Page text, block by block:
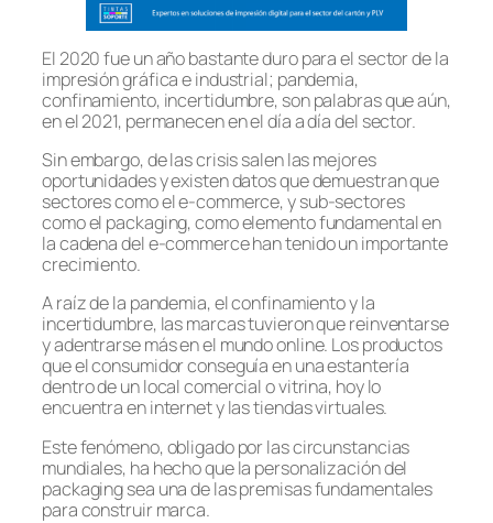
El 2020 fue un año bastante duro para el sector de la
impresión gráfica e industrial; pandemia,
confinamiento, incertidumbre, son palabras que aún,
en el 2021, permanecen en el día a día del sector.
Sin embargo, de las crisis salen las mejores
oportunidades y existen datos que demuestran que
sectores como el e-commerce, y sub-sectores
como el packaging, como elemento fundamental en
la cadena del e-commerce han tenido un importante
crecimiento.
A raíz de la pandemia, el confinamiento y la
incertidumbre, las marcas tuvieron que reinventarse
y adentrarse más en el mundo online. Los productos
que el consumidor conseguía en una estantería
dentro de un local comercial o vitrina, hoy lo
encuentra en internet y las tiendas virtuales.
Este fenómeno, obligado por las circunstancias
mundiales, ha hecho que la personalización del
packaging sea una de las premisas fundamentales
para construir marca.